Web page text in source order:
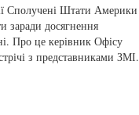
Сполучені Штати Америки
заради досягнення
Про це керівник Офісу
з представниками ЗМІ.